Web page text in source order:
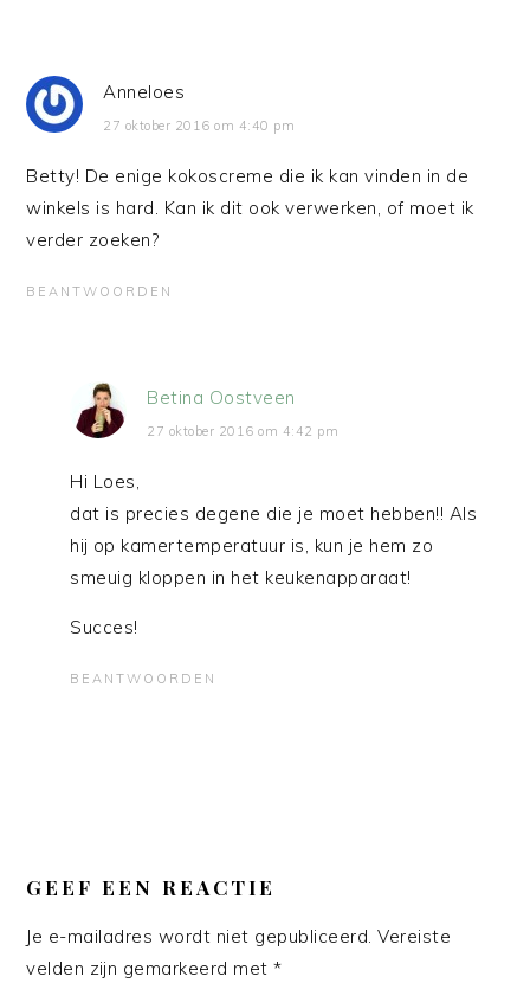
Anneloes
27 oktober 2016 om 4:40 pm
Betty! De enige kokoscreme die ik kan vinden in de
winkels is hard. Kan ik dit ook verwerken, of moet ik
verder zoeken?
BEANTWOORDEN
Betina Oostveen
27 oktober 2016 om 4:42 pm
Hi Loes,
dat is precies degene die je moet hebben!! Als
hij op kamertemperatuur is, kun je hem zo
smeuig kloppen in het keukenapparaat!
Succes!
BEANTWOORDEN
GEEF EEN REACTIE
Je e-mailadres wordt niet gepubliceerd. Vereiste
velden zijn gemarkeerd met*